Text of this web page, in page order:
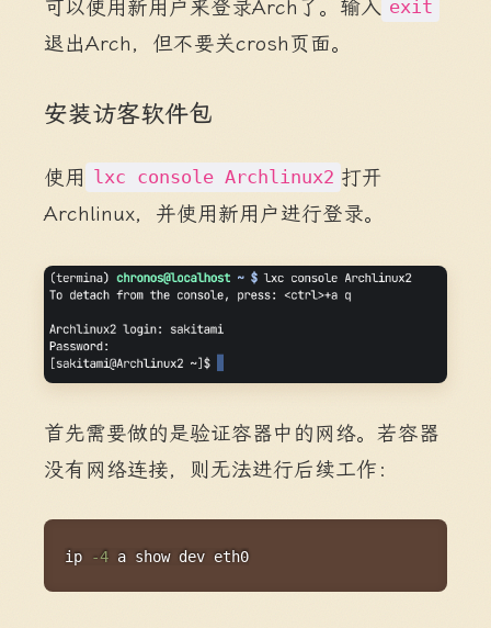
可以使用新用户来登录Arch了。输入 exit
退出Arch，但不要关crosh页面。
安装访客软件包
使用 lxc console Archlinux2 打开
Archlinux，并使用新用户进行登录。
首先需要做的是验证容器中的网络。若容器
没有网络连接，则无法进行后续工作：
ip -4 a show dev eth0